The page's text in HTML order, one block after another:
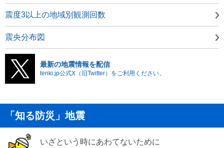
震度3以上の地域別観測回数
震央分布図
最新の地震情報を配信
tenki.jp公式X（旧Twitter）をご利用ください。
「知る防災」地震
いざという時にあわてないために